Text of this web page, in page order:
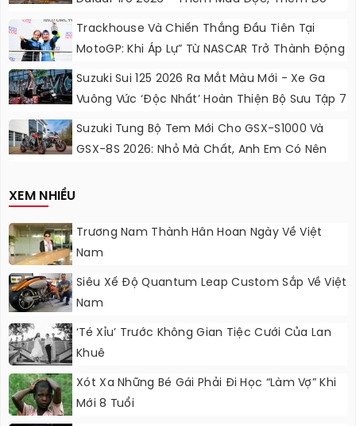
Chơi, Thêm Cá Tính
Trackhouse Và Chiến Thắng Đầu Tiên Tại
MotoGP: Khi Áp Lự” Từ NASCAR Trở Thành Động
Suzuki Sui 125 2026 Ra Mắt Màu Mới - Xe Ga
Vuông Vức ‘độc Nhất’ Hoàn Thiện Bộ Sưu Tập 7
Suzuki Tung Bộ Tem Mới Cho GSX-S1000 Và
GSX-8S 2026: Nhỏ Mà Chất, Anh Em Có Nên
XEM NHIỀU
Trương Nam Thành Hân Hoan Ngày Về Việt
Nam
Siêu Xế Độ Quantum Leap Custom Sắp Về Việt
Nam
‘Té Xỉu’ Trước Không Gian Tiệc Cưới Của Lan
Khuê
Xót Xa Những Bé Gái Phải Đi Học “làm Vợ” Khi
Mới 8 Tuổi